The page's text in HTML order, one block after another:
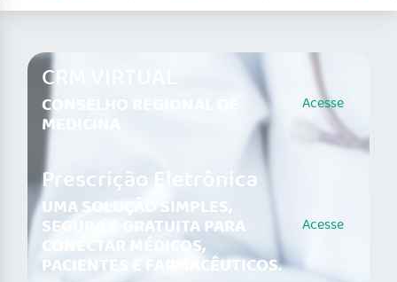
CRM VIRTUAL
CONSELHO REGIONAL DE
MEDICINA
Acesse
Prescrição Eletrônica
UMA SOLUÇÃO SIMPLES,
SEGURA E GRATUITA PARA
CONECTAR MÉDICOS,
PACIENTES E FARMACÊUTICOS.
Acesse